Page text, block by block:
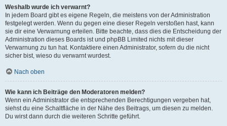
Weshalb wurde ich verwarnt?
In jedem Board gibt es eigene Regeln, die meistens von der Administration
festgelegt werden. Wenn du gegen eine dieser Regeln verstoßen hast, kann
sie dir eine Verwarnung erteilen. Bitte beachte, dass dies die Entscheidung der
Administration dieses Boards ist und phpBB Limited nichts mit dieser
Verwarnung zu tun hat. Kontaktiere einen Administrator, sofern du die nicht
sicher bist, wieso du verwarnt wurdest.
Nach oben
Wie kann ich Beiträge den Moderatoren melden?
Wenn ein Administrator die entsprechenden Berechtigungen vergeben hat,
siehst du eine Schaltfläche in der Nähe des Beitrags, um diesen zu melden.
Du wirst dann durch die weiteren Schritte geführt.